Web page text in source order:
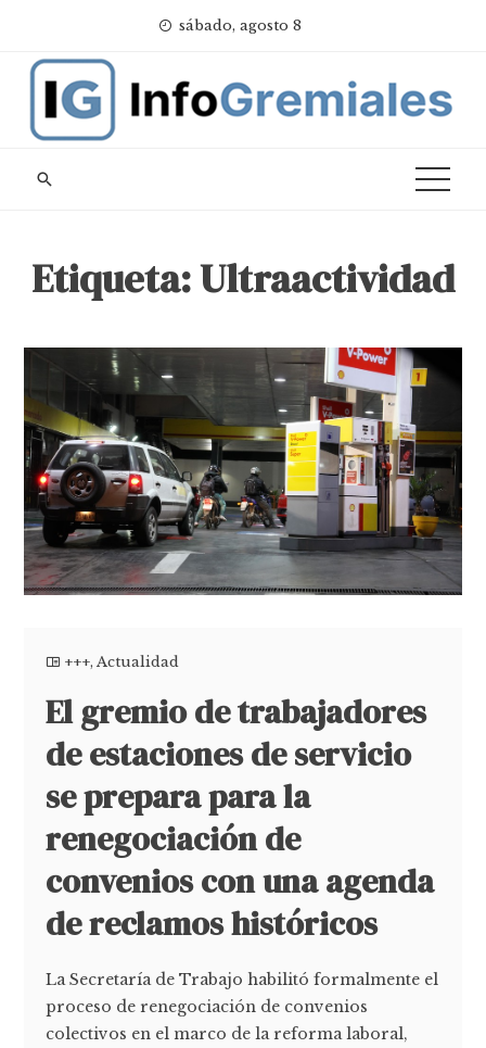
content
sábado, agosto 8
Etiqueta:Ultraactividad
+++,Actualidad
El gremio de trabajadores
de estaciones de servicio
se prepara para la
renegociación de
convenios con una agenda
de reclamos históricos
La Secretaría de Trabajo habilitó formalmente el
proceso de renegociación de convenios
colectivos en el marco de la reforma laboral,